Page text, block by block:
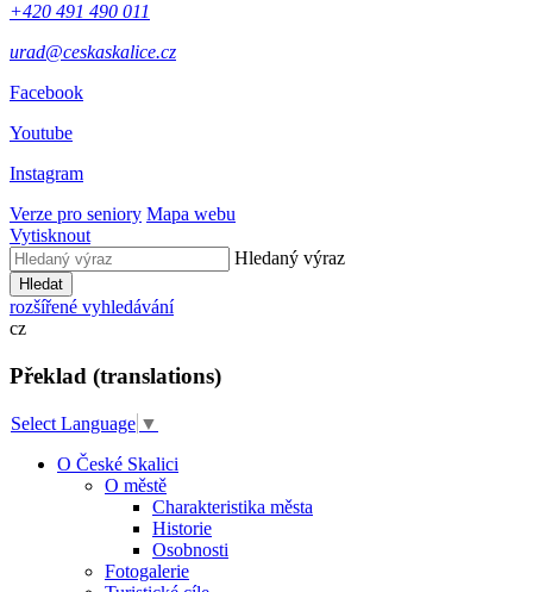
+420 491 490 011
urad@ceskaskalice.cz
Facebook
Youtube
Instagram
Verze pro seniory Mapa webu
Vytisknout
Hledaný výraz
Hledat
rozšířené vyhledávání
cz
Překlad (translations)
Select Language ▼
O České Skalici
O městě
Charakteristika města
Historie
Osobnosti
Fotogalerie